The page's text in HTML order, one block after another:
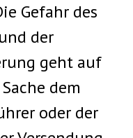
Gefahr des
der
geht auf
dem
oder der